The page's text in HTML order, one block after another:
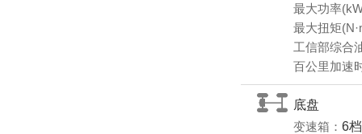
最大功率
最大扭矩
工信部综合
百公里加速
底盘
变速箱： 6